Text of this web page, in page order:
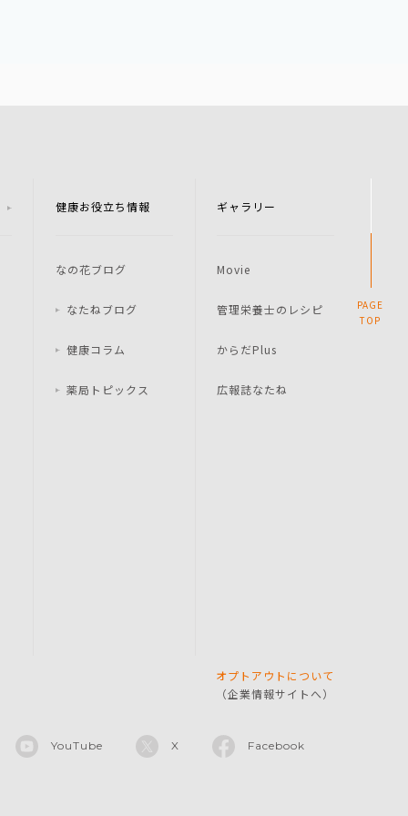
健康お役立ち情報
なの花ブログ
なたねブログ
健康コラム
薬局トピックス
ギャラリー
Movie
管理栄養士のレシピ
からだPlus
広報誌なたね
オプトアウトについて
（企業情報サイトへ）
YouTube X Facebook
PAGE
TOP